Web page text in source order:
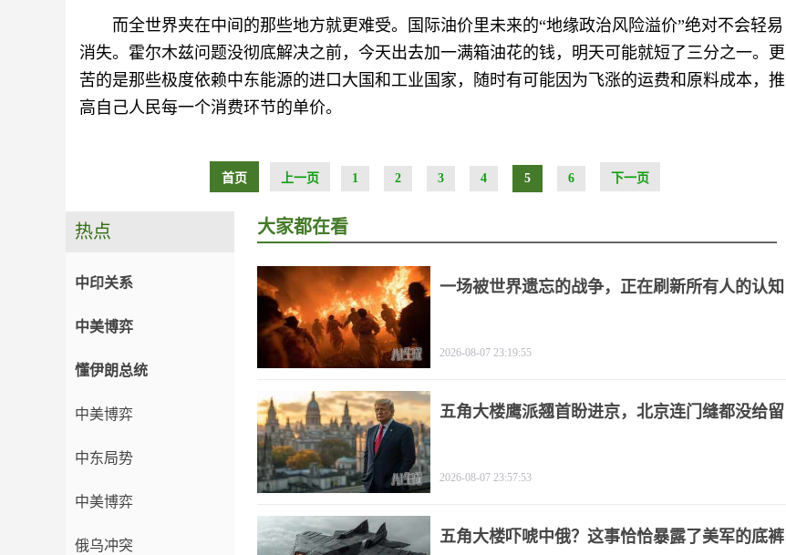
而全世界夹在中间的那些地方就更难受。国际油价里未来的“地缘政治风险溢价”绝对不会轻易
消失。霍尔木兹问题没彻底解决之前，今天出去加一满箱油花的钱，明天可能就短了三分之一。更
苦的是那些极度依赖中东能源的进口大国和工业国家，随时有可能因为飞涨的运费和原料成本，推
高自己人民每一个消费环节的单价。
首页 上一页 1 2 3 4 5 6 下一页
热点
中印关系
中美博弈
懂伊朗总统
中美博弈
中东局势
中美博弈
俄乌冲突
大家都在看
一场被世界遗忘的战争，正在刷新所有人的认知
2026-08-07 23:19:55
五角大楼鹰派翘首盼进京，北京连门缝都没给留
2026-08-07 23:57:53
五角大楼吓唬中俄？这事恰恰暴露了美军的底裤